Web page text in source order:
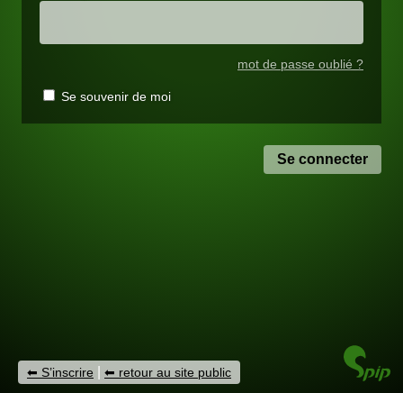
mot de passe oublié ?
Se souvenir de moi
S’inscrire retour au site public